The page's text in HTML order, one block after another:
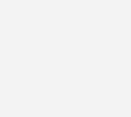
oder in Fällen, die
haben, eine neue
Säule im
Die Wirksamkeit